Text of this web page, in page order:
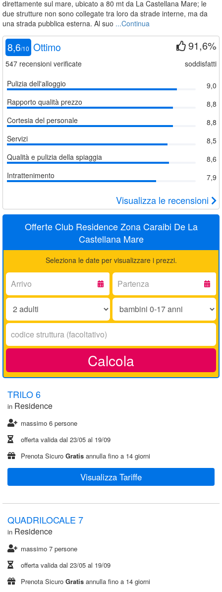
direttamente sul mare, ubicato a 80 mt da La Castellana Mare; le
due strutture non sono collegate tra loro da strade interne, ma da
una strada pubblica esterna. Al suo ...Continua
8,6/10 Ottimo
547 recensioni verificate
91,6%
soddisfatti
Pulizia dell'alloggio
9,0
Rapporto qualità prezzo
8,8
Cortesia del personale
8,8
Servizi
8,5
Qualità e pulizia della spiaggia
8,6
Intrattenimento
7,9
Visualizza le recensioni
Offerte Club Residence Zona Caraibi De La
Castellana Mare
Seleziona le date per visualizzare i prezzi.
Arrivo:
Partenza:
Adulti:
Bambini
17
Codice
struttura:
Calcola
TRILO 6
in Residence
massimo 6 persone
offerta valida dal 23/05 al 19/09
Prenota Sicuro Gratis annulla fino a 14 giorni
Visualizza Tariffe
QUADRILOCALE 7
in Residence
massimo 7 persone
offerta valida dal 23/05 al 19/09
Prenota Sicuro Gratis annulla fino a 14 giorni